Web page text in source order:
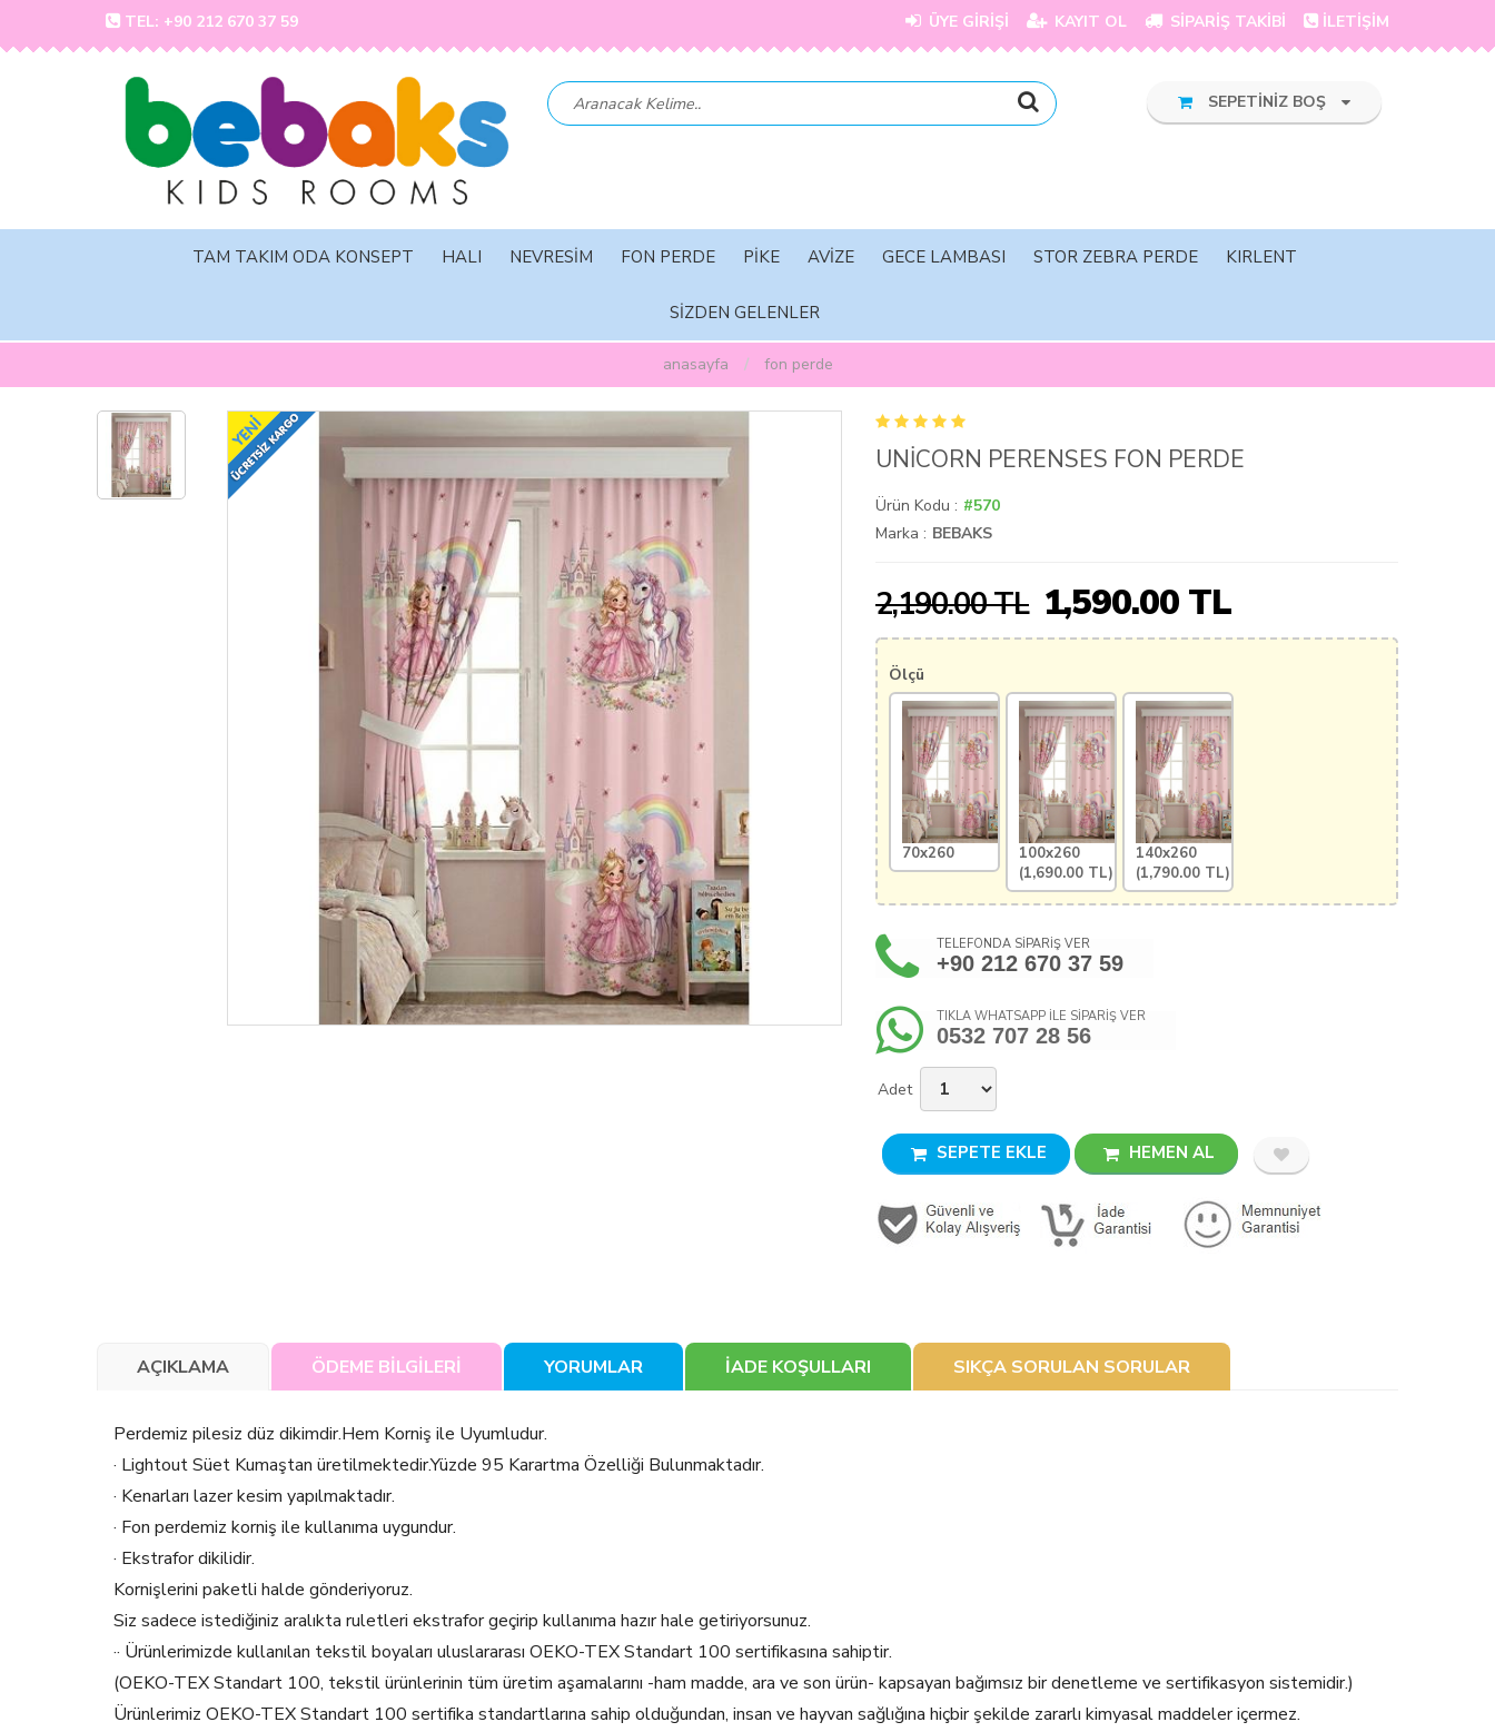
TEL: +90 212 670 37 59 ÜYE GİRİŞİ KAYIT OL SİPARİŞ TAKİBİ İLETİŞİM
SEPETİNİZ BOŞ
TAM TAKIM ODA KONSEPT HALI NEVRESİM FON PERDE PİKE AVİZE GECE LAMBASI STOR ZEBRA PERDE KIRLENT
SİZDEN GELENLER
anasayfa fon perde
UNİCORN PERENSES FON PERDE
Ürün Kodu : #570
Marka : BEBAKS
2,190.00 TL 1,590.00 TL
Ölçü
70x260
100x260
(1,690.00 TL)
140x260
(1,790.00 TL)
TELEFONDA SİPARİŞ VER
+90 212 670 37 59
TIKLA WHATSAPP İLE SİPARİŞ VER
0532 707 28 56
Adet
SEPETE EKLE HEMEN AL
AÇIKLAMA ÖDEME BİLGİLERİ YORUMLAR İADE KOŞULLARI SIKÇA SORULAN SORULAR
Perdemiz pilesiz düz dikimdir.Hem Korniş ile Uyumludur.
· Lightout Süet Kumaştan üretilmektedir.Yüzde 95 Karartma Özelliği Bulunmaktadır.
· Kenarları lazer kesim yapılmaktadır.
· Fon perdemiz korniş ile kullanıma uygundur.
· Ekstrafor dikilidir.
Kornişlerini paketli halde gönderiyoruz.
Siz sadece istediğiniz aralıkta ruletleri ekstrafor geçirip kullanıma hazır hale getiriyorsunuz.
·· Ürünlerimizde kullanılan tekstil boyaları uluslararası OEKO-TEX Standart 100 sertifikasına sahiptir.
(OEKO-TEX Standart 100, tekstil ürünlerinin tüm üretim aşamalarını -ham madde, ara ve son ürün- kapsayan bağımsız bir denetleme ve sertifikasyon sistemidir.)
Ürünlerimiz OEKO-TEX Standart 100 sertifika standartlarına sahip olduğundan, insan ve hayvan sağlığına hiçbir şekilde zararlı kimyasal maddeler içermez.